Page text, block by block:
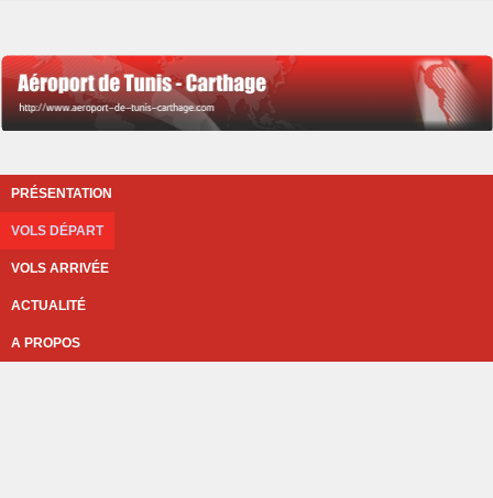
PRÉSENTATION
VOLS DÉPART
VOLS ARRIVÉE
ACTUALITÉ
A PROPOS